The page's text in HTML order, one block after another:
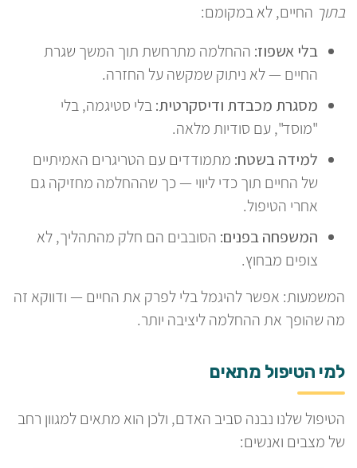
בתוך החיים, לא במקומם:
בלי אשפוז: ההחלמה מתרחשת תוך המשך שגרת
החיים — לא ניתוק שמקשה על החזרה.
מסגרת מכבדת ודיסקרטית:בלי סטיגמה, בלי
"מוסד", עם סודיות מלאה.
למידה בשטח: מתמודדים עם הטריגרים האמיתיים
של החיים תוך כדי ליווי — כך שההחלמה מחזיקה גם
אחרי הטיפול.
המשפחה בפנים: הסובבים הם חלק מהתהליך, לא
צופים מבחוץ.
המשמעות: אפשר להיגמל בלי לפרק את החיים — ודווקא זה
מה שהופך את ההחלמה ליציבה יותר.
למי הטיפול מתאים
הטיפול שלנו נבנה סביב האדם, ולכן הוא מתאים למגוון רחב
של מצבים ואנשים: